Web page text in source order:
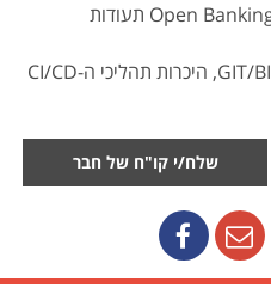
יתרון - היכרות הסטנדרט Open Banking/PSD תעודות
יתרון - עבודה עם ה-GIT/BITBUCKET, היכרות תהליכי ה-CI/CD
שלח/י קו"ח של חבר